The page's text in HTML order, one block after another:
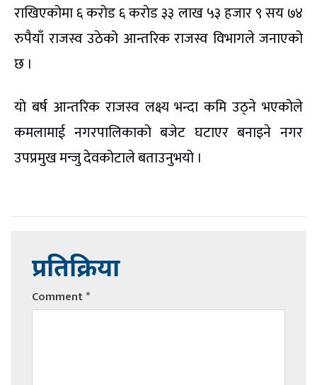
राखिएकोमा ६ करोड ६ करोड ३३ लाख ५३ हजार ९ सय ७४
रुपैयाँ राजस्व उठेको आन्तरिक राजस्व विभागले जनाएको
छ ।
यो बर्ष आन्तरिक राजस्व लक्ष्य भन्दा कमि उठ्ने भएकोले
कमलामाई नगरपालिकाको बजेट घटाएर बनाइने नगर
उपप्रमुख मन्जु देवकोटाले बताउनुभयो ।
प्रतिक्रिया
Comment*